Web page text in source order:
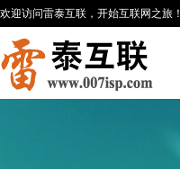
欢迎访问雷泰互联，开始互联网之旅！